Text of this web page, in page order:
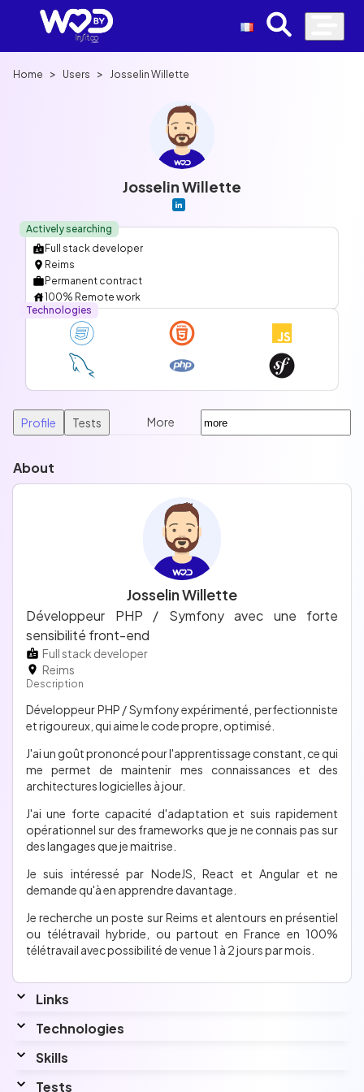
Home > Users > Josselin Willette
Josselin Willette
Actively searching
Full stack developer
Reims
Permanent contract
100% Remote work
Technologies
Profile Tests More
About
Josselin Willette
Développeur PHP / Symfony avec une forte
sensibilité front-end
Full stack developer
Reims
Description
Développeur PHP / Symfony expérimenté, perfectionniste
et rigoureux, qui aime le code propre, optimisé.
J'ai un goût prononcé pour l'apprentissage constant, ce qui
me permet de maintenir mes connaissances et des
architectures logicielles à jour.
J'ai une forte capacité d'adaptation et suis rapidement
opérationnel sur des frameworks que je ne connais pas sur
des langages que je maitrise.
Je suis intéressé par NodeJS, React et Angular et ne
demande qu'à en apprendre davantage.
Je recherche un poste sur Reims et alentours en présentiel
ou télétravail hybride, ou partout en France en 100%
télétravail avec possibilité de venue 1 à 2 jours par mois.
Links
www.linkedin.com/in/josselin-willette-883677110/
Technologies
Skills
Egalement intéressé par React, Angular et React Native
Tests